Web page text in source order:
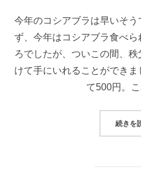
今年のコシアブラは早いそ
ず、今年はコシアブラ食べ
ろでしたが、ついこの間、
けて手にいれることができ
て500円。
続きを